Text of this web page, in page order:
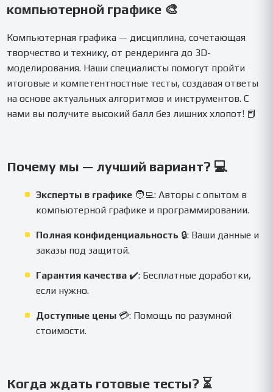
компьютерной графике 🎨
Компьютерная графика — дисциплина, сочетающая
творчество и технику, от рендеринга до 3D-
моделирования. Наши специалисты помогут пройти
итоговые и компетентностные тесты, создавая ответы
на основе актуальных алгоритмов и инструментов. С
нами вы получите высокий балл без лишних хлопот! 📕
Почему мы — лучший вариант? 💻
Эксперты в графике 🧑‍💻: Авторы с опытом в
компьютерной графике и программировании.
Полная конфиденциальность 🔒: Ваши данные и
заказы под защитой.
Гарантия качества ✔️: Бесплатные доработки,
если нужно.
Доступные цены 💳: Помощь по разумной
стоимости.
Когда ждать готовые тесты? ⏳